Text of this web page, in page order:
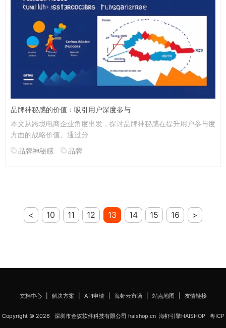
品牌神秘感的价值：吸引用户深度参与
本文从跨境电商企业角度出发，探讨品牌神秘感在提升用户参与度
方面的战略价值。通过分
品牌神秘感
品牌
< 10 11 12 13 14 15 16 >
文档中心| 解决方案 API申请| 海虾云市场| 站点地图 友情链接
Copyright © 2026 深圳市金蚁软件科技有限公司 haishop.cn 海虾引擎HAISHOP 粤ICP